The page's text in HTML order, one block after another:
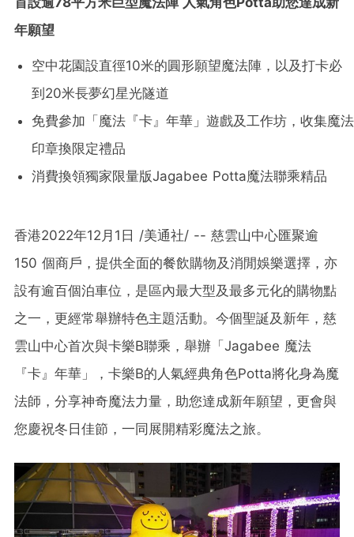
年願望
空中花園設直徑10米的圓形願望魔法陣，以及打卡必
到20米長夢幻星光隧道
免費參加「魔法『卡』年華」遊戲及工作坊，收集魔法
印章換限定禮品
消費換領獨家限量版Jagabee Potta魔法聯乘精品
香港2022年12月1日 /美通社/ -- 慈雲山中心匯聚逾
150 個商戶，提供全面的餐飲購物及消閒娛樂選擇，亦
設有逾百個泊車位，是區內最大型及最多元化的購物點
之一，更經常舉辦特色主題活動。今個聖誕及新年，慈
雲山中心首次與卡樂B聯乘，舉辦「Jagabee 魔法
『卡』年華」，卡樂B的人氣經典角色Potta將化身為魔
法師，分享神奇魔法力量，助您達成新年願望，更會與
您慶祝冬日佳節，一同展開精彩魔法之旅。